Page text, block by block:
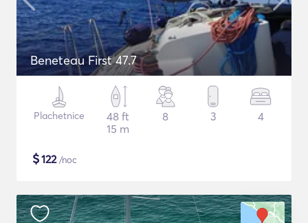
Beneteau First 47.7
Plachetnice
48 ft
15 m
8 3 4
$122/noc